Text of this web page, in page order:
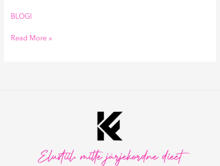
BLOGI
Read More »
Elustiil, mitte järjekordne dieet